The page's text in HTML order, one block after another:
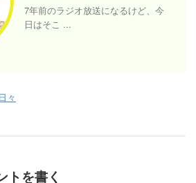
7年前のラジオ放送になるけど、今
日はそこ ...
々
トを書く